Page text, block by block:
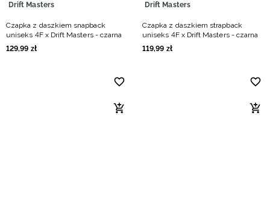
Drift Masters
Czapka z daszkiem snapback
uniseks 4F x Drift Masters - czarna
129,99 zł
Drift Masters
Czapka z daszkiem strapback
uniseks 4F x Drift Masters - czarna
119,99 zł